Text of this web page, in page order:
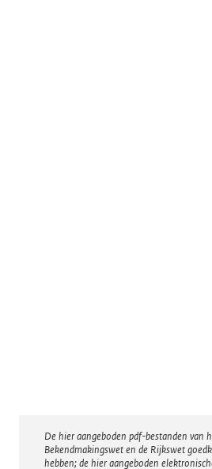
Disclaimer
De hier aangeboden pdf-bestanden van
Bekendmakingswet en de Rijkswet
hebben; de hier aangeboden